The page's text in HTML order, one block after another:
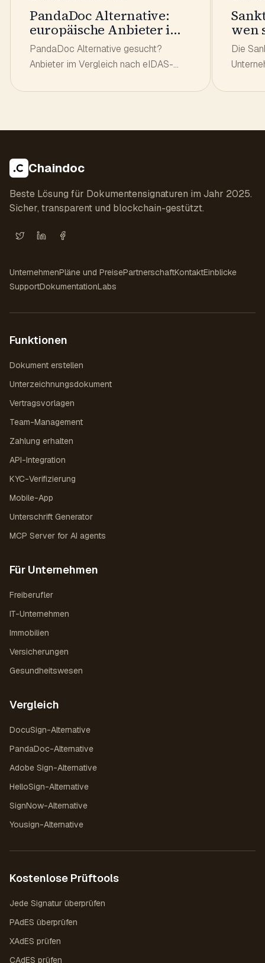
PandaDoc Alternative:
europäische Anbieter im
Vergleich
PandaDoc Alternative gesucht?
Anbieter im Vergleich nach eIDAS-
Platz — mit den Kosten für ein Team
wen
sie
Die
Listen
Chaindoc
Beste Lösung für Dokumentensignaturen im Jahr 2025.
Sicher, transparent und blockchain-gestützt.
X (Twitter)
LinkedInFacebook
UnternehmenPläne und PreisePartnerschaftKontaktEinblicke
SupportDokumentationLabs
Funktionen
Dokument erstellen
Unterzeichnungsdokument
Vertragsvorlagen
Team-Management
Zahlung erhalten
API-Integration
KYC-Verifizierung
Mobile-App
Unterschrift Generator
MCP Server for AI agents
Für Unternehmen
Freiberufler
IT-Unternehmen
Immobilien
Versicherungen
Gesundheitswesen
Vergleich
DocuSign-Alternative
PandaDoc-Alternative
Adobe Sign-Alternative
HelloSign-Alternative
SignNow-Alternative
Yousign-Alternative
Kostenlose Prüftools
Jede Signatur überprüfen
PAdES überprüfen
XAdES prüfen
CAdES prüfen